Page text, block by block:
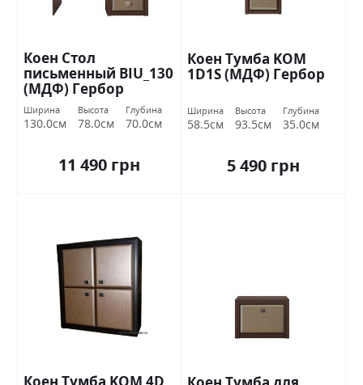
Коен Стол
письменный BIU_130
(МДФ) Гербор
Ширина
130.0см
Высота
78.0см
Глубина
70.0см
11 490 грн
Коен Тумба KOM
1D1S (МДФ) Гербор
Ширина
58.5см
Высота
93.5см
Глубина
35.0см
5 490 грн